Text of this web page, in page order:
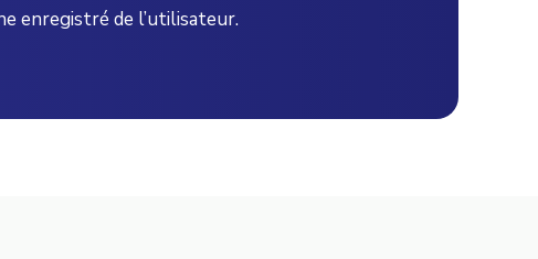
enregistré de l’utilisateur.